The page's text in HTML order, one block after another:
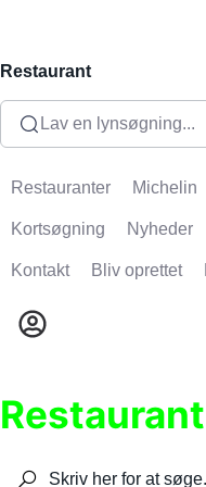
Restaurant
Lav en lynsøgning...
Restauranter Michelin
Kortsøgning Nyheder
Kontakt Bliv oprettet